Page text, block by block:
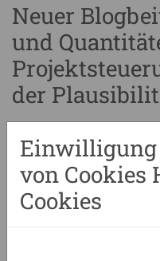
Neuer
und
der
Einwilligung
von Cookies
Cookies